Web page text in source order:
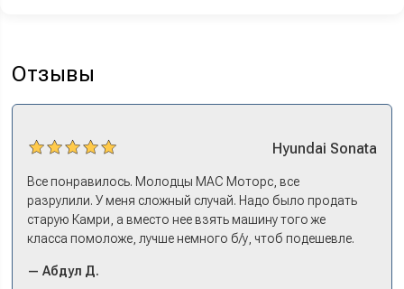
Отзывы
Hyundai Sonata
Все понравилось. Молодцы МАС Моторс, все
разрулили. У меня сложный случай. Надо было продать
старую Камри, а вместо нее взять машину того же
класса помоложе, лучше немного б/у, чтоб подешевле.
либо самому всем этим заниматься – а работать когда?
— Абдул Д.